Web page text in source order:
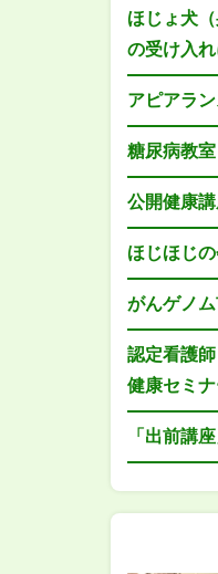
ほじょ犬（
の受け入
アピアラ
糖尿病教室
公開健康
ほじほじの
がんゲノ
認定看護
健康セミ
「出前講